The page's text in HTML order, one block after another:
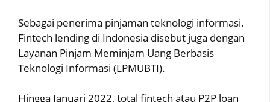
Sebagai penerima pinjaman teknologi informasi.
Fintech lending di Indonesia disebut juga dengan
Layanan Pinjam Meminjam Uang Berbasis
Teknologi Informasi (LPMUBTI).
Hingga Januari 2022, total fintech atau P2P loan